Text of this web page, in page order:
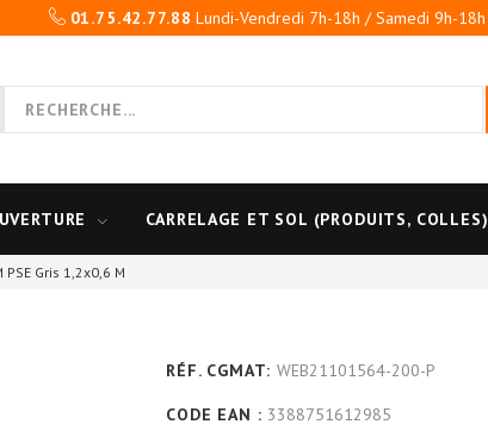
01.75.42.77.88 Lundi-Vendredi 7h-18h / Samedi 9h-18h
CARRELAGE ET SOL (PRODUITS, COLLES)
PSE Gris 1,2x0,6 M
RÉF. CGMAT: WEB21101564-200-P
CODE EAN : 3388751612985